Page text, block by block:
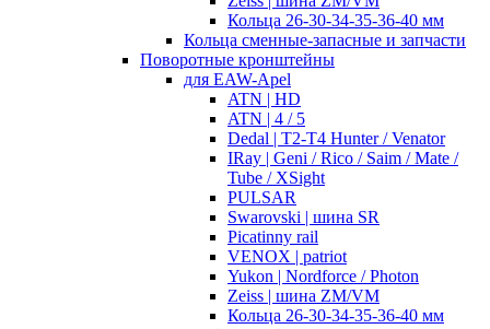
Кольца 26-30-34-35-36-40 мм
Кольца сменные-запасные и запчасти
Поворотные кронштейны
для EAW-Apel
ATN | HD
ATN | 4 / 5
Dedal | T2-T4 Hunter / Venator
IRay | Geni / Rico / Saim / Mate /
Tube / XSight
PULSAR
Swarovski | шина SR
Picatinny rail
VENOX | patriot
Yukon | Nordforce / Photon
Zeiss | шина ZM/VM
Кольца 26-30-34-35-36-40 мм